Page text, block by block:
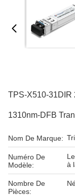
TPS-X510-31DIR
1310nm-DFB
Nom De Marque:
Numéro De
Modèle:
à
Nombre De
Pièces: